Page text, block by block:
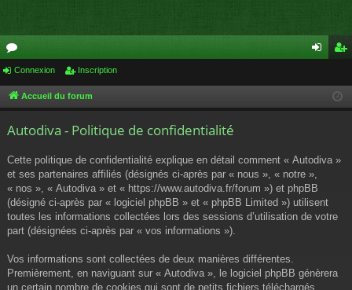
or
u cri
Connexion Inscription
Accueil du forum
Autodiva - Politique de confidentialité
Cette politique de confidentialité explique en détail comment « Autodiva »
et ses partenaires affiliés (désignés ci-après par « nous », « notre »,
« nos », « Autodiva » et « https://www.autodiva.fr/forum ») et phpBB
(désigné ci-après par « logiciel phpBB » et « phpBB Limited ») utilisent
toutes les informations collectées lors des sessions d’utilisation de votre
part (désignées ci-après par « vos informations »).
Vos informations sont collectées de deux manières différentes.
Premièrement, en naviguant sur « Autodiva », le logiciel phpBB génèrera
un certain nombre de cookies qui sont de petits fichiers téléchargés